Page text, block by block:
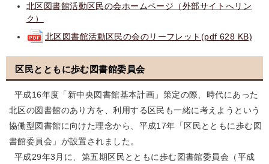
北区図書館活動区民の会ホームページ（外部サイトへリン
ク）
北区図書館活動区民の会のリーフレット(pdf 628 KB)
区民とともに歩む図書館委員会
平成16年度「新中央図書館基本計画」策定の際、時代にあった
北区の図書館のあり方を、利用する区民も一緒に考えようという
協働型図書館に向けた理念から、平成17年「区民とともに歩む図
書館委員会」が設置されました。
平成29年3月に、第五期区民とともに歩む図書館委員会（平成